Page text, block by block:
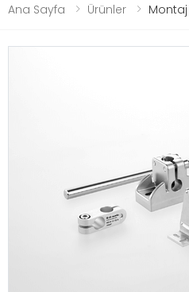
Ana Sayfa Ürünler